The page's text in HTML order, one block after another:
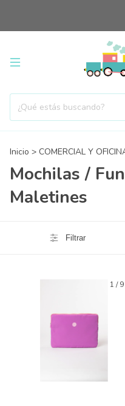
Inicio > COMERCIAL Y
Mochilas /
Maletines
Filtrar
1 /9